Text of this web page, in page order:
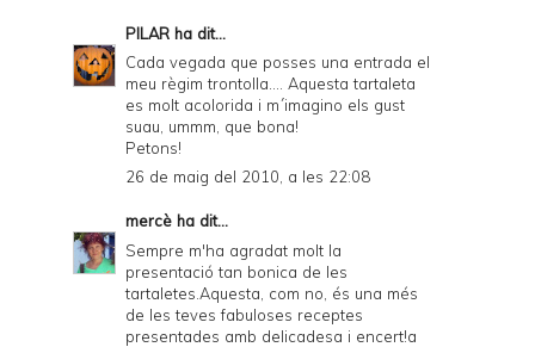
PILAR ha dit...
Cada vegada que posses una entrada el
meu règim trontolla.... Aquesta tartaleta
es molt acolorida i m´imagino els gust
suau, ummm, que bona!
Petons!
26 de maig del 2010, a les 22:08
mercè ha dit...
Sempre m'ha agradat molt la
presentació tan bonica de les
tartaletes.Aquesta, com no, és una més
de les teves fabuloses receptes
presentades amb delicadesa i encert!a